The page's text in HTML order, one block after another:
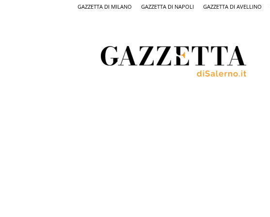
GAZZETTA DI MILANO GAZZETTA DI NAPOLI GAZZETTA DI AVELLINO
Salerno,
il
quotidiano